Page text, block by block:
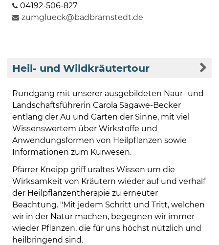
04192-506-827
zumglueck@badbramstedt.de
Heil- und Wildkräutertour
Rundgang mit unserer ausgebildeten Naur- und
Landschaftsführerin Carola Sagawe-Becker
entlang der Au und Garten der Sinne, mit viel
Wissenswertem über Wirkstoffe und
Anwendungsformen von Heilpflanzen sowie
Informationen zum Kurwesen.
Pfarrer Kneipp griff uraltes Wissen um die
Wirksamkeit von Kräutern wieder auf und verhalf
der Heilpflanzentherapie zu erneuter
Beachtung. "Mit jedem Schritt und Tritt, welchen
wir in der Natur machen, begegnen wir immer
wieder Pflanzen, die für uns höchst nützlich und
heilbringend sind.